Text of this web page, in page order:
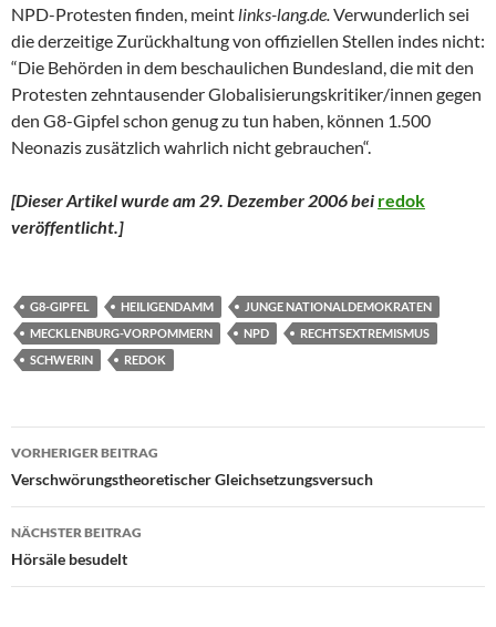
NPD-Protesten finden, meint links-lang.de.Verwunderlich sei
die derzeitige Zurückhaltung von offiziellen Stellen indes nicht:
“Die Behörden in dem beschaulichen Bundesland, die mit den
Protesten zehntausender Globalisierungskritiker/innen gegen
den G8-Gipfel schon genug zu tun haben, können 1.500
Neonazis zusätzlich wahrlich nicht gebrauchen“.
[Dieser Artikel wurde am 29. Dezember 2006 bei redok
veröffentlicht.]
G8-GIPFEL HEILIGENDAMM
JUNGE NATIONALDEMOKRATEN
MECKLENBURG-VORPOMMERN
NPD
RECHTSEXTREMISMUS
SCHWERIN
REDOK
Beitragsnavigation
VORHERIGER BEITRAG
Verschwörungstheoretischer Gleichsetzungsversuch
NÄCHSTER BEITRAG
Hörsäle besudelt